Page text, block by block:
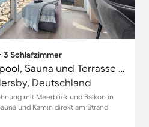
3 Schlafzimmer
Apartment mit Whirlpool, Sauna und Terrasse | Meerblick
Deutschland
mit Meerblick und Balkon in
und Kamin direkt am Strand